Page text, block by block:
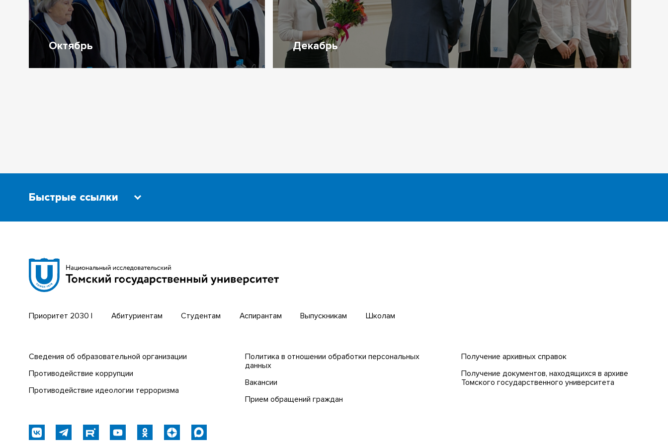
Октябрь Декабрь
Быстрые ссылки
Научная библиотека
Эндаумент-фонд
Томский региональный центр
коллективного пользования
Бизнес-инкубатор
Парк социогуманитарных
технологий ТГУ
Английский для всех
Платежи онлайн
Приоритет 2030 | Абитуриентам Студентам Аспирантам Выпускникам Школам
Сведения об образовательной организации
Противодействие коррупции
Противодействие идеологии терроризма
Политика в отношении обработки персональных
данных
Вакансии
Прием обращений граждан
Получение архивных справок
Получение документов, находящихся в архиве
Томского государственного университета